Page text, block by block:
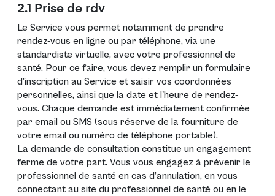
2.1 Prise de rdv
Le Service vous permet notamment de prendre
rendez-vous en ligne ou par téléphone, via une
standardiste virtuelle, avec votre professionnel de
santé. Pour ce faire, vous devez remplir un formulaire
d’inscription au Service et saisir vos coordonnées
personnelles, ainsi que la date et l'heure de rendez-
vous. Chaque demande est immédiatement confirmée
par email ou SMS (sous réserve de la fourniture de
votre email ou numéro de téléphone portable).
La demande de consultation constitue un engagement
ferme de votre part. Vous vous engagez à prévenir le
professionnel de santé en cas d’annulation, en vous
connectant au site du professionnel de santé ou en le